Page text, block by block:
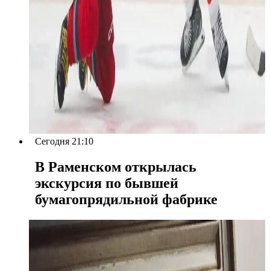
Сегодня 21:10
В Раменском открылась
экскурсия по бывшей
бумагопрядильной фабрике